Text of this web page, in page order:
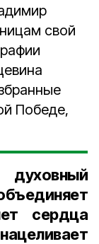
свой
Победе,
сердца